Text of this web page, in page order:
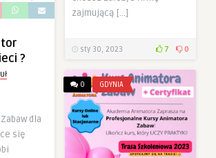
zajmującą […]
sty 30, 2023 7 0
?
dla
się
0 GDYNIA